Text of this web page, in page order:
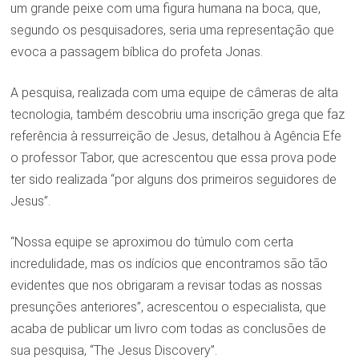
um grande peixe com uma figura humana na boca, que,
segundo os pesquisadores, seria uma representação que
evoca a passagem bíblica do profeta Jonas.
A pesquisa, realizada com uma equipe de câmeras de alta
tecnologia, também descobriu uma inscrição grega que faz
referência à ressurreição de Jesus, detalhou à Agência Efe
o professor Tabor, que acrescentou que essa prova pode
ter sido realizada “por alguns dos primeiros seguidores de
Jesus”.
“Nossa equipe se aproximou do túmulo com certa
incredulidade, mas os indícios que encontramos são tão
evidentes que nos obrigaram a revisar todas as nossas
presunções anteriores”, acrescentou o especialista, que
acaba de publicar um livro com todas as conclusões de
sua pesquisa, “The Jesus Discovery”.